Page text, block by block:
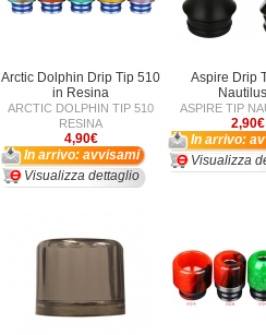
Arctic Dolphin Drip Tip 510
in Resina
ARCTIC DOLPHIN TIP 510
RESINA
4,90€
In arrivo: avvisami
Visualizza dettaglio
Aspire Drip
ASPIRE TIP
2,90€
In arrivo:
Visualizza